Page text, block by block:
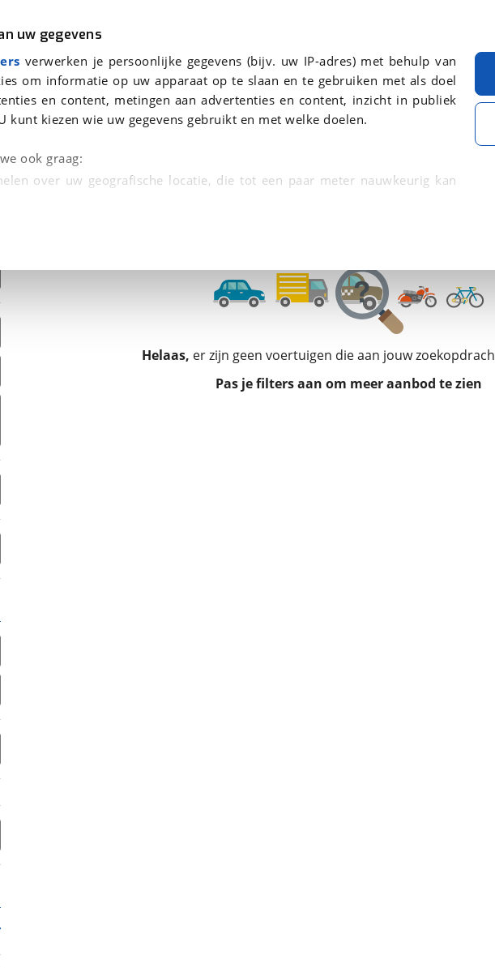
uw gegevens
verwerken je persoonlijke gegevens (bijv. uw IP-adres) met behulp van
om informatie op uw apparaat op te slaan en te gebruiken met als doel
en content, metingen aan advertenties en content, inzicht in publiek
kunt kiezen wie uw gegevens gebruikt en met welke doelen.
ook graag:
over uw geografische locatie, die tot een paar meter nauwkeurig kan
uw toestemming op elk moment wijzigen of intrekken in de
technieken zorgen we voor een betere en meer persoonlijke ervaring.
ervoor dat de website goed werkt. Ook gebruiken we analytische cookies
We tonen je graag relevante advertenties en gebruiken daarvoor
op en buiten onze website volgt – uiteraard op anonieme basis. Meer
en privacyverklaring
Helaas, er zijn geen voertuigen die aan jouw
Pas je filters aan om meer aanbod te zien